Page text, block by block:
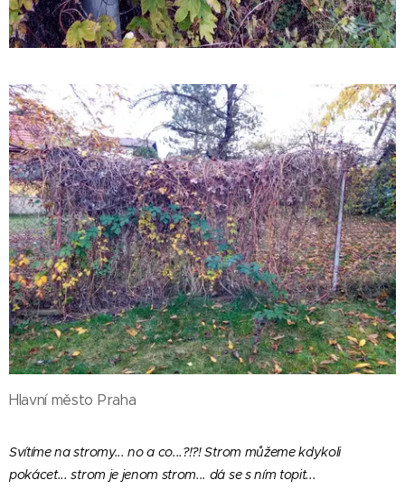
Hlavní město Praha
Svítíme na stromy... no a co...?!?! Strom můžeme kdykoli
pokácet... strom je jenom strom... dá se s ním topit...